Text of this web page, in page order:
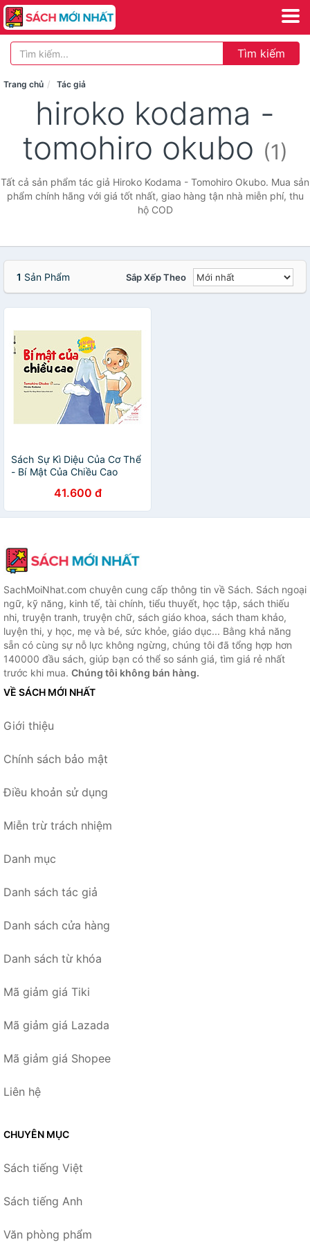
Tìm kiếm
Trang chủ Tác giả
hiroko kodama -
tomohiro okubo (1)
Tất cả sản phẩm tác giả Hiroko Kodama - Tomohiro Okubo. Mua sản
phẩm chính hãng với giá tốt nhất, giao hàng tận nhà miễn phí, thu
hộ COD
1 Sản Phẩm Sắp Xếp Theo
Sách Sự Kì Diệu Của Cơ Thể
- Bí Mật Của Chiều Cao
41.600 đ
SachMoiNhat.com chuyên cung cấp thông tin về Sách. Sách ngoại
ngữ, kỹ năng, kinh tế, tài chính, tiểu thuyết, học tập, sách thiếu
nhi, truyện tranh, truyện chữ, sách giáo khoa, sách tham khảo,
luyện thi, y học, mẹ và bé, sức khỏe, giáo dục... Bằng khả năng
sẵn có cùng sự nỗ lực không ngừng, chúng tôi đã tổng hợp hơn
140000 đầu sách, giúp bạn có thể so sánh giá, tìm giá rẻ nhất
trước khi mua. Chúng tôi không bán hàng.
VỀ SÁCH MỚI NHẤT
Giới thiệu
Chính sách bảo mật
Điều khoản sử dụng
Miễn trừ trách nhiệm
Danh mục
Danh sách tác giả
Danh sách cửa hàng
Danh sách từ khóa
Mã giảm giá Tiki
Mã giảm giá Lazada
Mã giảm giá Shopee
Liên hệ
CHUYÊN MỤC
Sách tiếng Việt
Sách tiếng Anh
Văn phòng phẩm